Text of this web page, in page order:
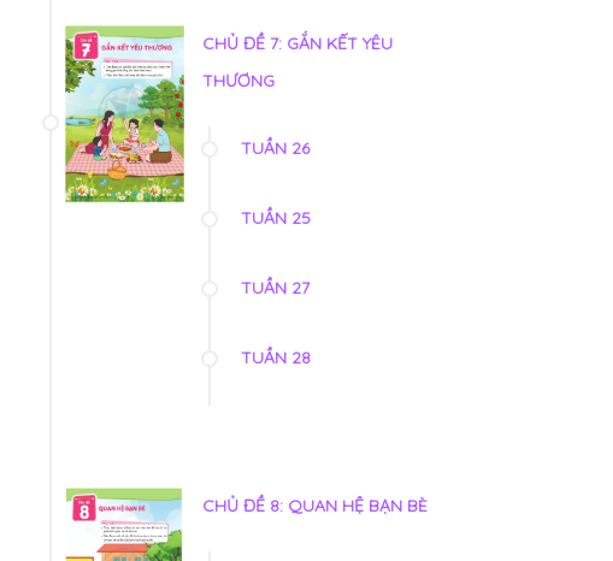
CHỦ ĐỀ 7: GẮN KẾT YÊU
THƯƠNG
TUẦN 26
TUẦN 25
TUẦN 27
TUẦN 28
CHỦ ĐỀ 8: QUAN HỆ BẠN BÈ